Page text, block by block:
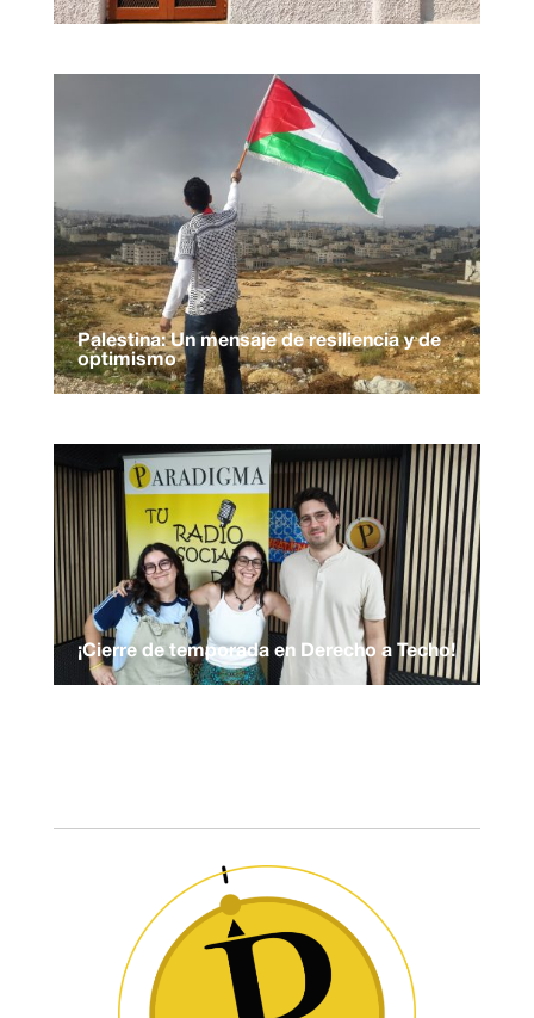
Palestina: Un mensaje de resiliencia y de
optimismo
¡Cierre de temporada en Derecho a Techo!